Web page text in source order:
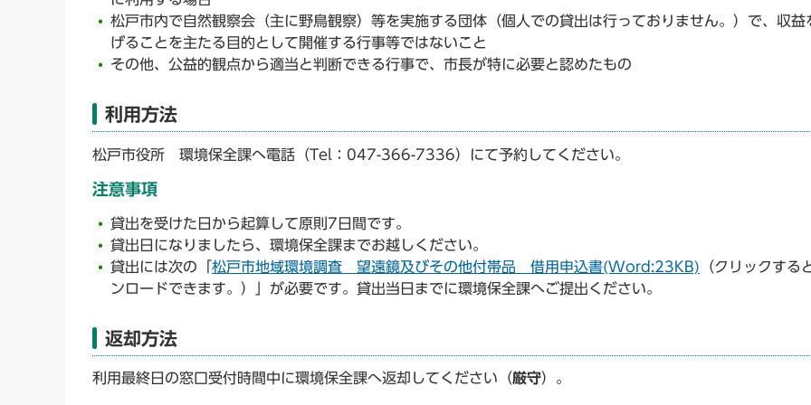
松戸市内で自然観察会（主に野鳥観察）等を実施する団体（個人での貸出は行っておりません。）で、収益
げることを主たる目的として開催する行事等ではないこと
その他、公益的観点から適当と判断できる行事で、市長が特に必要と認めたもの
利用方法
松戸市役所 環境保全課へ電話（Tel：047-366-7336）にて予約してください。
注意事項
貸出を受けた日から起算して原則7日間です。
貸出日になりましたら、環境保全課までお越しください。
貸出には次の「松戸市地域環境調査 望遠鏡及びその他付帯品 借用申込書(Word:23KB) （クリックする
ンロードできます。）」が必要です。貸出当日までに環境保全課へご提出ください。
返却方法
利用最終日の窓口受付時間中に環境保全課へ返却してください（厳守）。